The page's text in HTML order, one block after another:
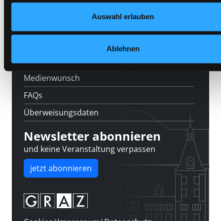
Auswahl erlauben
Ablehnen
Jobs
Medienwunsch
FAQs
Überweisungsdaten
Newsletter abonnieren
und keine Veranstaltung verpassen
jetzt abonnieren